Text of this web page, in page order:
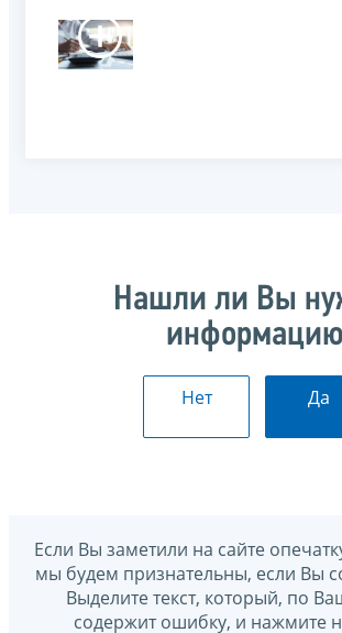
Нашли ли Вы
Нет Да
Если Вы заметили на сайте
мы будем признательны, если Вы
Выделите текст, который, по
содержит ошибку, и нажмите